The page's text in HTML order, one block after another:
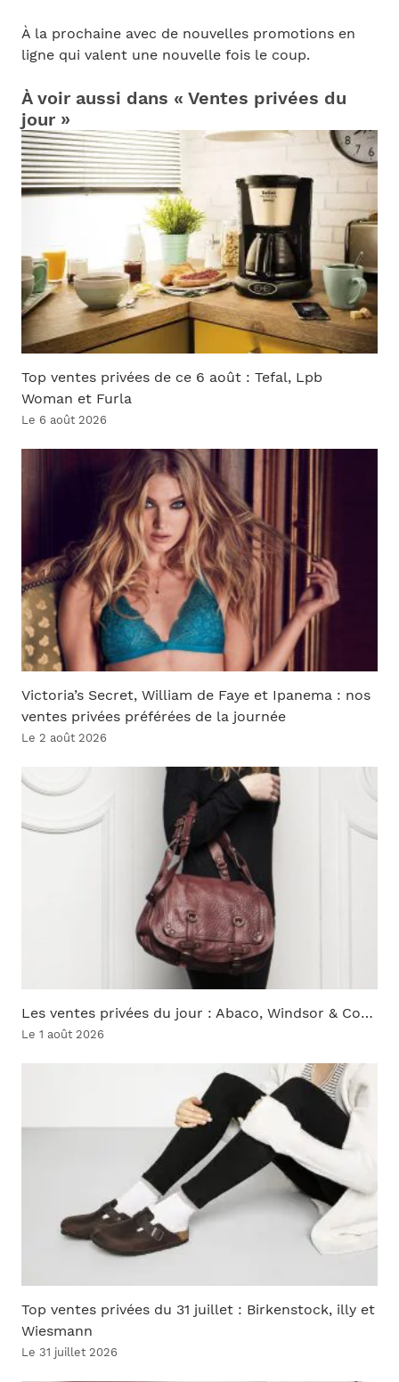
À la prochaine avec de nouvelles promotions en
ligne qui valent une nouvelle fois le coup.
À voir aussi dans « Ventes privées du
jour »
Top ventes privées de ce 6 août : Tefal, Lpb
Woman et Furla
Le 6 août 2026
Victoria’s Secret, William de Faye et Ipanema : nos
ventes privées préférées de la journée
Le 2 août 2026
Les ventes privées du jour : Abaco, Windsor & Co…
Le 1 août 2026
Top ventes privées du 31 juillet : Birkenstock, illy et
Wiesmann
Le 31 juillet 2026